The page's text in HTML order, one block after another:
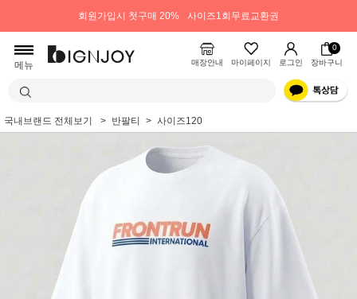
회원가입시 첫구매 20% 사이즈1회무료교환권
메뉴 매장안내 마이페이지 로그인
0
장바구니
국내브랜드 전체보기 반팔티 사이즈120